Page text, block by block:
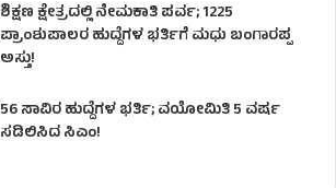
ಶಿಕ್ಷಣ ಕ್ಷೇತ್ರದಲ್ಲಿ ನೇಮಕಾತಿ ಪರ್ವ; 1225
ಪ್ರಾಂಶುಪಾಲರ ಹುದ್ದೆಗಳ ಭರ್ತಿಗೆ ಮಧು ಬಂಗಾರಪ್ಪ
ಅಸ್ತು!
56 ಸಾವಿರ ಹುದ್ದೆಗಳ ಭರ್ತಿ; ವಯೋಮಿತಿ 5 ವರ್ಷ
ಸಡಿಲಿಸಿದ ಸಿಎಂ!